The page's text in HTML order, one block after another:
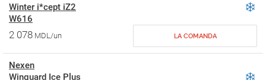
Winter i*cept iZ2
W616
2 078 MDL/un LA COMANDA
Nexen
Winguard Ice Plus